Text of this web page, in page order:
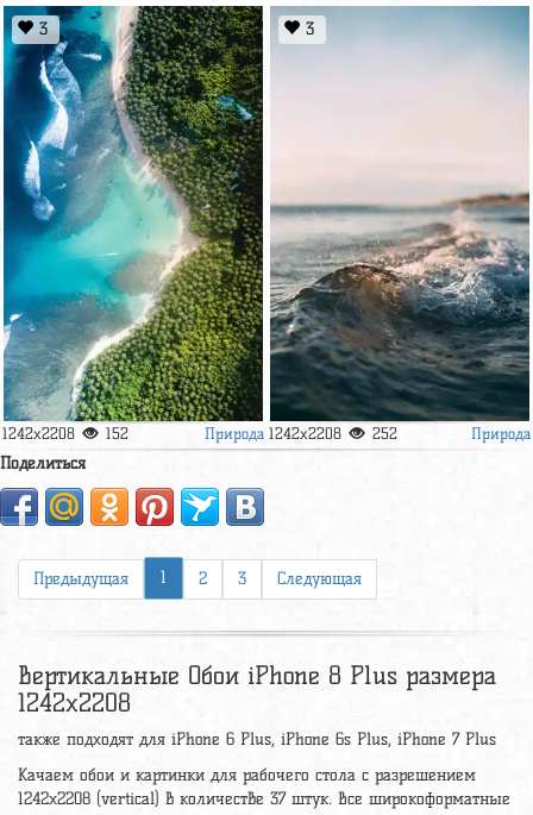
3
1242x2208 152 Природа
3
1242x2208 252 Природа
Поделиться
Предыдущая 1 2 3 Следующая
Вертикальные Обои iPhone 8 Plus размера
1242x2208
также подходят для iPhone 6 Plus, iPhone 6s Plus, iPhone 7 Plus
Качаем обои и картинки для рабочего стола c разрешением
1242x2208 (vertical) в количестве 37 штук. Все широкоформатные